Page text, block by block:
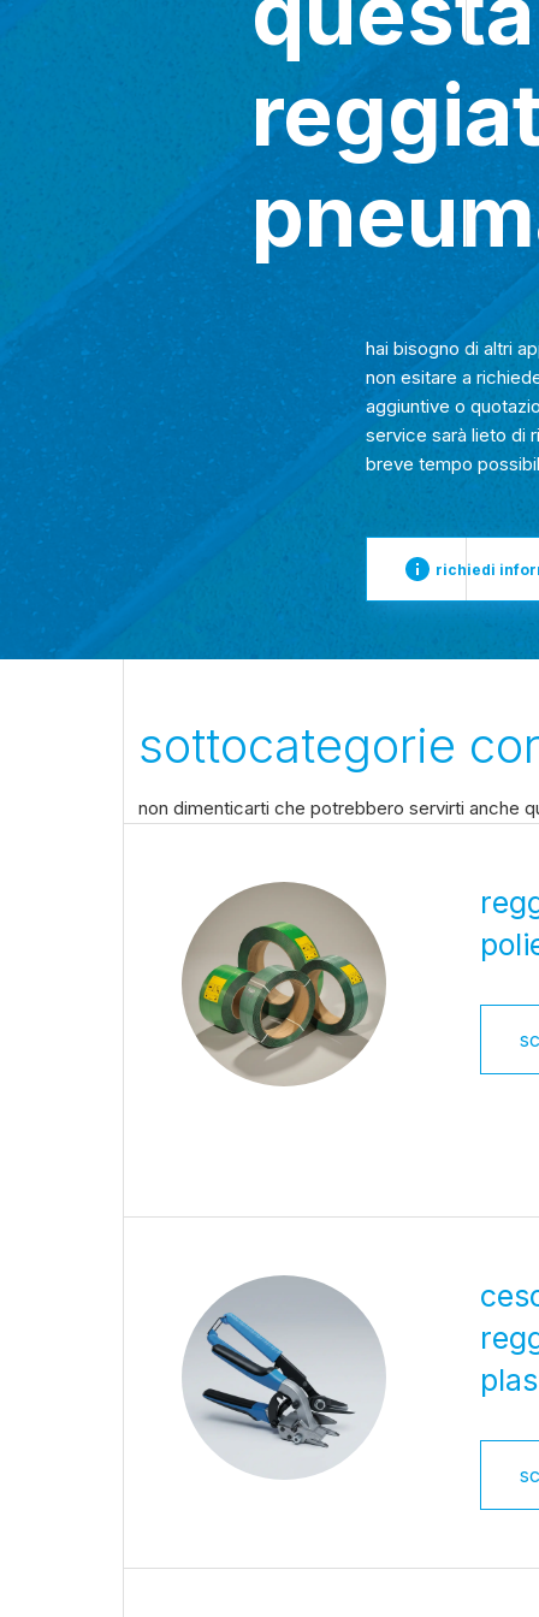
hai bisogno di altri
non esitare a
aggiuntive o
service sarà lieto di
breve tempo
richiedi
sottocategorie
non dimenticarti che potrebbero servirti anche